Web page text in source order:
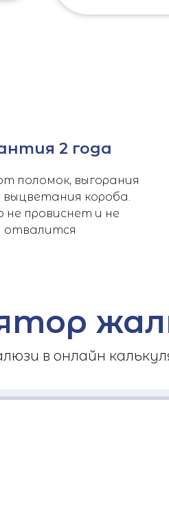
2 года
поломок, выгорания
выцветания короба.
не провиснет и не
отвалится
в онлайн